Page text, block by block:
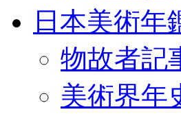
日本美術年
物故者記
美術界年